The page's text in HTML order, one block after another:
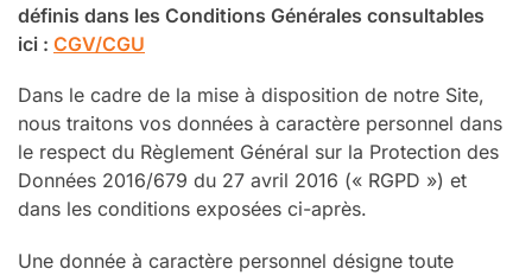
définis dans les Conditions Générales consultables
ici : CGV/CGU
Dans le cadre de la mise à disposition de notre Site,
nous traitons vos données à caractère personnel dans
le respect du Règlement Général sur la Protection des
Données 2016/679 du 27 avril 2016 (« RGPD ») et
dans les conditions exposées ci-après.
Une donnée à caractère personnel désigne toute